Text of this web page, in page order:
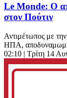
Le Monde: Ο
στον Πούτιν
Αντιμέτωπος με
ΗΠΑ,
02:10 | Τρίτη 14